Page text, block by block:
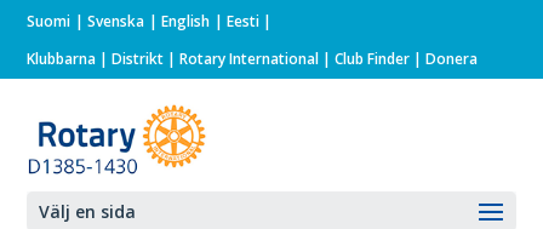
Suomi Svenska English
Eesti
Klubbarna |Distrikt |Rotary International | Club Finder | Donera
Välj en sida